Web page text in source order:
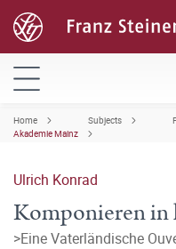
Home Subjects
Akademie Mainz
Ulrich Konrad
Komponieren in
>Eine Vaterländische